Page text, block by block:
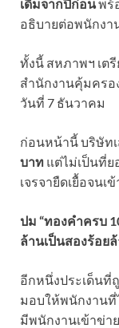
เดิมจากปีก่อนพร้
อธิบายต่อพนักงา
ทั้งนี้ สหภาพฯ เต
สำนักงานคุ้มครอ
วันที่ 7 ธันวาคม
ก่อนหน้านี้ บริษัท
บาท แต่ไม่เป็นที่ย
เจรจายืดเยื้อจนเ
ปม “ทองคำครบ
ล้านเป็นสองร้อย
อีกหนึ่งประเด็นที่
มอบให้พนักงานที่
มีพนักงานเข้าข่า